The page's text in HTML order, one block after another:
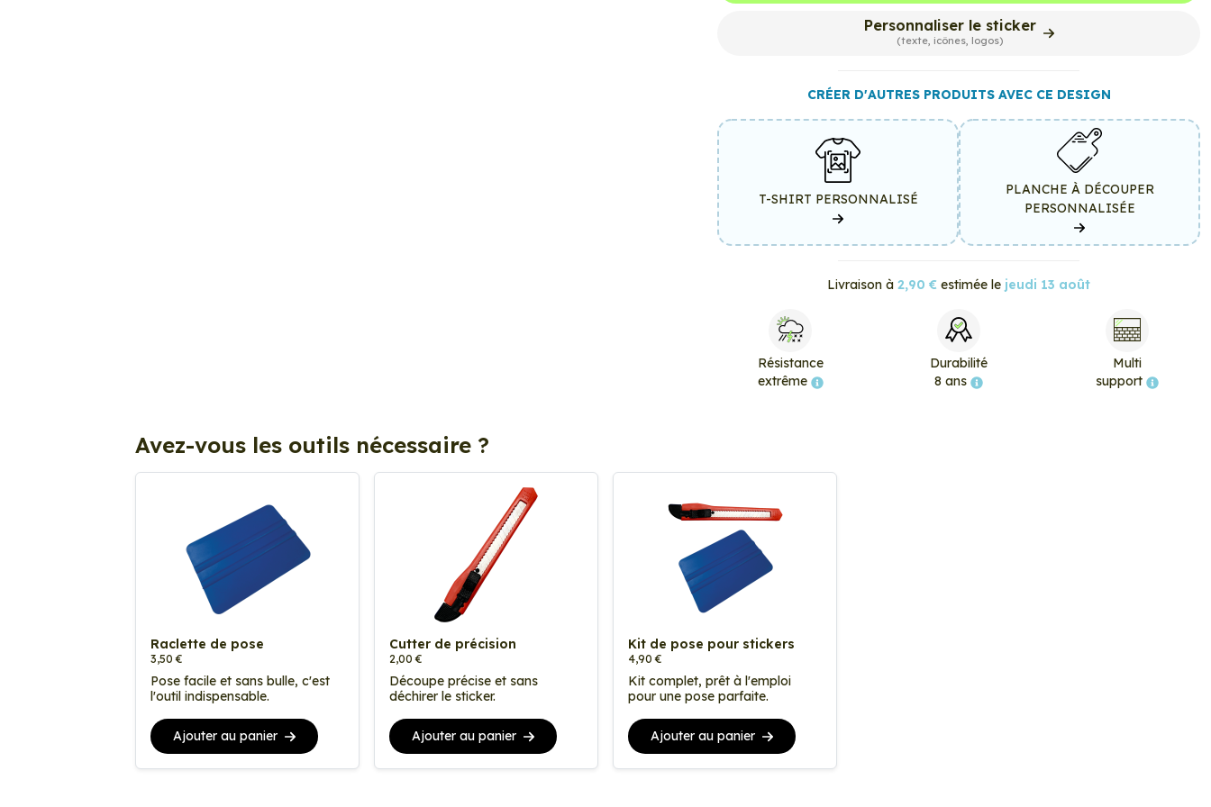
Personnaliser le sticker
(texte, icônes, logos)
CRÉER D'AUTRES PRODUITS AVEC CE DESIGN
T-SHIRT PERSONNALISÉ
PLANCHE À DÉCOUPER
PERSONNALISÉE
Livraison à 2,90 € estimée le jeudi 13 août
Résistance
extrême
Durabilité
8 ans
Multi
support
Avez-vous les outils nécessaire ?
Raclette de pose
3,50 €
Pose facile et sans bulle, c'est
l'outil indispensable.
Ajouter au panier
Cutter de précision
2,00 €
Découpe précise et sans
déchirer le sticker.
Ajouter au panier
Kit de pose pour stickers
4,90 €
Kit complet, prêt à l'emploi
pour une pose parfaite.
Ajouter au panier